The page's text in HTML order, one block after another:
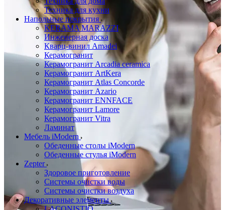
Техника для кухни
Напольные покрытия
KERAMA MARAZZI
Инженерная доска
Кварц-винил Amadei
Керамогранит
Керамогранит Arcadia ceramica
Керамогранит ArtKera
Керамогранит Atlas Concorde
Керамогранит Azario
Керамогранит ENNFACE
Керамогранит Lamore
Керамогранит Vitra
Ламинат
Мебель iModern
Обеденные столы iModern
Обеденные стулья iModern
Zepter
Здоровое приготовление
Системы очистки воды
Системы очистки воздуха
Декоративные элементы